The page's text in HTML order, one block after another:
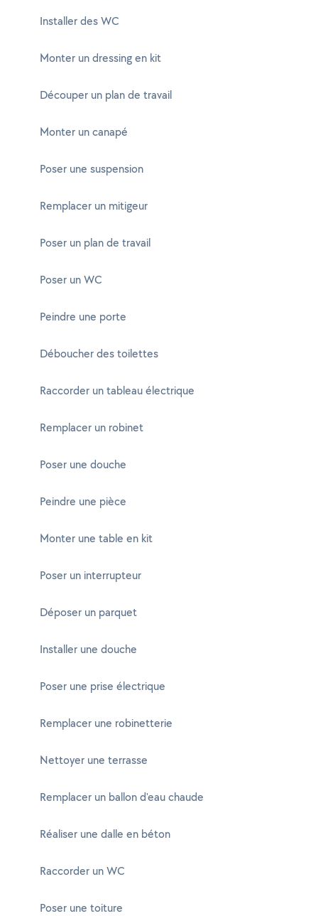
Installer des WC
Monter un dressing en kit
Découper un plan de travail
Monter un canapé
Poser une suspension
Remplacer un mitigeur
Poser un plan de travail
Poser un WC
Peindre une porte
Déboucher des toilettes
Raccorder un tableau électrique
Remplacer un robinet
Poser une douche
Peindre une pièce
Monter une table en kit
Poser un interrupteur
Déposer un parquet
Installer une douche
Poser une prise électrique
Remplacer une robinetterie
Nettoyer une terrasse
Remplacer un ballon d'eau chaude
Réaliser une dalle en béton
Raccorder un WC
Poser une toiture